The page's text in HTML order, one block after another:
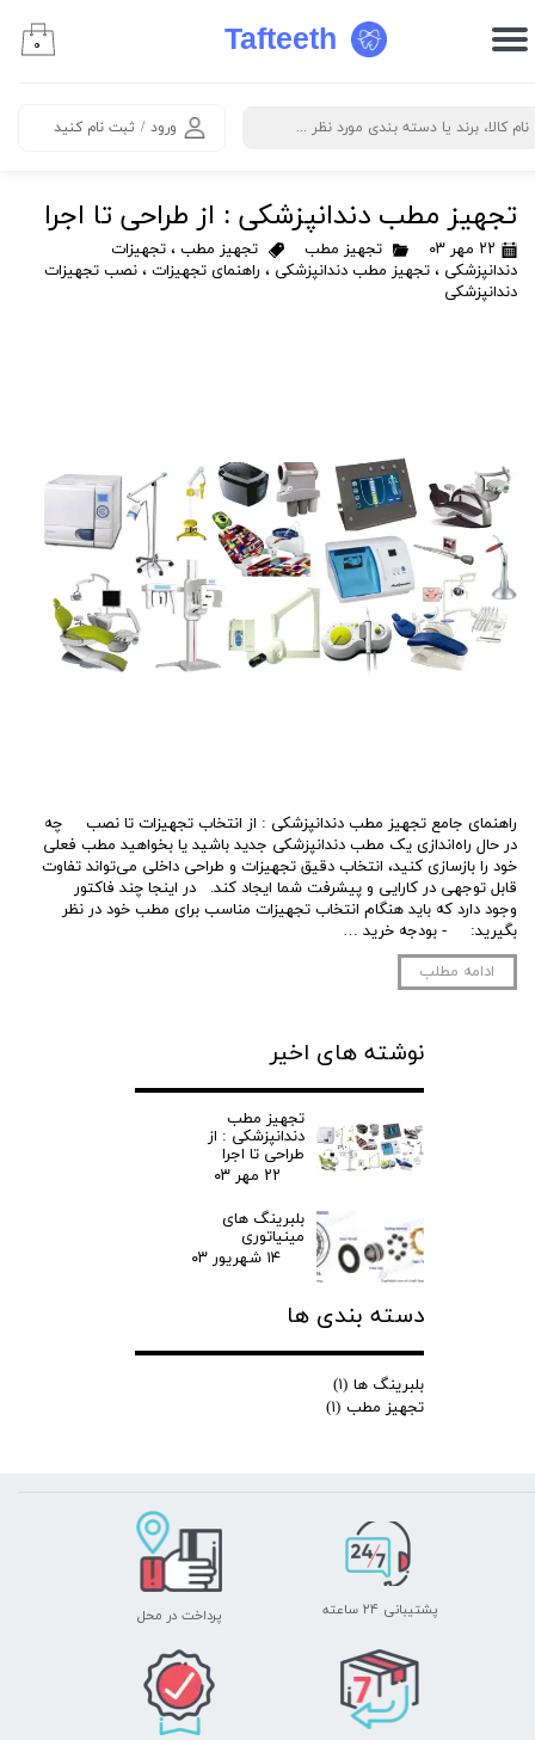
Tafteeth
ورود / ثبت نام کنید
حساب کاربری من
خروج از حساب کاربری
۰
تجهیز مطب دندانپزشکی : از طراحی تا اجرا
۲۲ مهر ۰۳ تجهیز مطب تجهیز مطب ، تجهیزات
دندانپزشکی ، تجهیز مطب دندانپزشکی ، راهنمای تجهیزات ، نصب تجهیزات
دندانپزشکی
راهنمای جامع تجهیز مطب دندانپزشکی : از انتخاب تجهیزات تا نصب چه
در حال راه‌اندازی یک مطب دندانپزشکی جدید باشید یا بخواهید مطب فعلی
خود را بازسازی کنید، انتخاب دقیق تجهیزات و طراحی داخلی می‌تواند تفاوت
قابل توجهی در کارایی و پیشرفت شما ایجاد کند. در اینجا چند فاکتور
وجود دارد که باید هنگام انتخاب تجهیزات مناسب برای مطب خود در نظر
بگیرید: - بودجه خرید …
ادامه مطلب
نوشته های اخیر
تجهیز مطب
دندانپزشکی : از
طراحی تا اجرا
۲۲ مهر ۰۳
بلبرینگ های
مینیاتوری
۱۴ شهریور ۰۳
دسته بندی ها
بلبرینگ ها (۱)
تجهیز مطب (۱)
پشتیبانی ۲۴ ساعته پرداخت در محل